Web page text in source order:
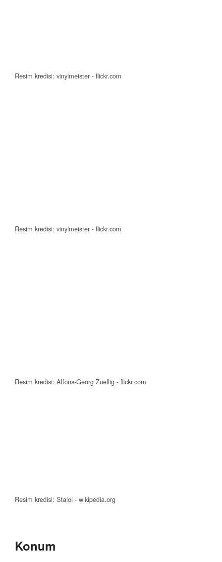
Resim kredisi: vinylmeister - flickr.com
Resim kredisi: vinylmeister - flickr.com
Resim kredisi: Alfons-Georg Zuellig - flickr.com
Resim kredisi: Stalol - wikipedia.org
Konum